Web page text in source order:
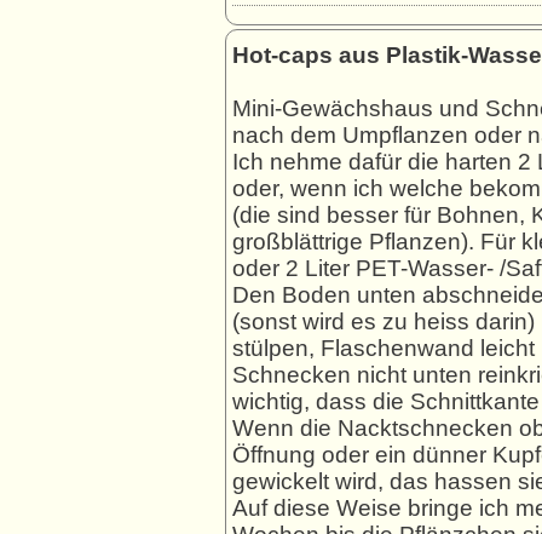
Hot-caps aus Plastik-
Mini-Gewächshaus und
nach dem Umpflanzen oder
Ich nehme dafür die harten 2
oder, wenn ich welche
(die sind besser für Bohnen,
großblättrige Pflanzen). Für
oder 2 Liter PET-Wasser- /
Den Boden unten
(sonst wird es zu heiss
stülpen, Flaschenwand
Schnecken nicht unten
wichtig, dass die
Wenn die Nacktschnecken
Öffnung oder ein dünner
gewickelt wird, das hassen
Auf diese Weise bringe ich